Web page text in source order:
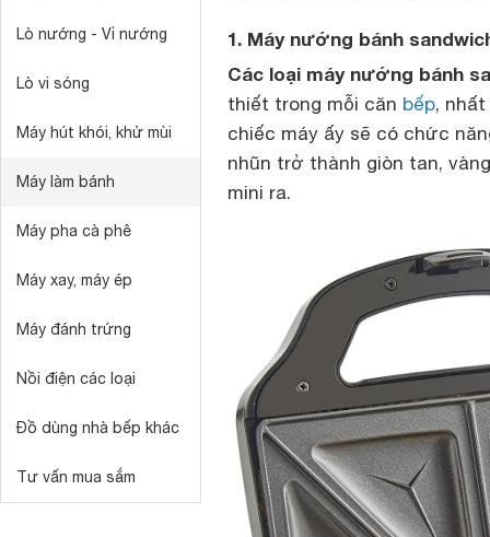
Lò nướng - Vỉ nướng
Lò vi sóng
Máy hút khói, khử mùi
Máy làm bánh
Máy pha cà phê
Máy xay, máy ép
Máy đánh trứng
Nồi điện các loại
Đồ dùng nhà bếp khác
Tư vấn mua sắm
1. Máy nướng bánh
Các loại máy nướng bánh
thiết trong mỗi căn bếp,
chiếc máy ấy sẽ có chức
nhũn trở thành giòn tan,
mini ra.